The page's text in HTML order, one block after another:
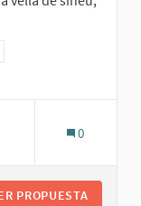
y Consumo
Cascanar y Jornets
0
PROPUESTA